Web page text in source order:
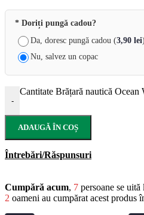
* Doriți pungă cadou?
Da, doresc pungă cadou (3,90 lei)
Nu, salvez un copac
-
Cantitate Brățară nautică
ADAUGĂ ÎN COȘ
Întrebări/Răspunsuri
Cumpără acum, 7 persoane se
2 oameni au cumpărat acest produs